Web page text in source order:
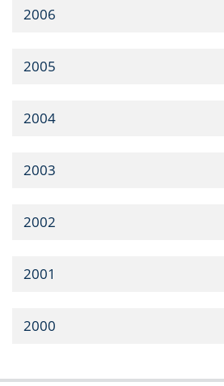
2006
2005
2004
2003
2002
2001
2000